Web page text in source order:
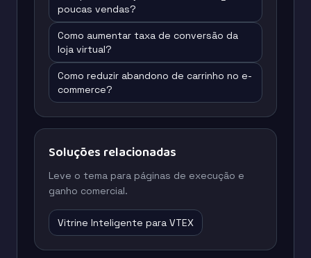
poucas vendas?
Como aumentar taxa de conversão da
loja virtual?
Como reduzir abandono de carrinho no e-
commerce?
Soluções relacionadas
Leve o tema para páginas de execução e
ganho comercial.
Vitrine Inteligente para VTEX